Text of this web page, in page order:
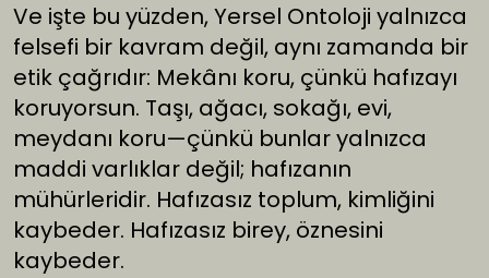
Ve işte bu yüzden, Yersel Ontoloji yalnızca
felsefi bir kavram değil, aynı zamanda bir
etik çağrıdır: Mekânı koru, çünkü hafızayı
koruyorsun. Taşı, ağacı, sokağı, evi,
meydanı koru—çünkü bunlar yalnızca
maddi varlıklar değil; hafızanın
mühürleridir. Hafızasız toplum, kimliğini
kaybeder. Hafızasız birey, öznesini
kaybeder.